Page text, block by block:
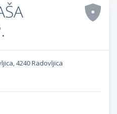
4240 Radovljica